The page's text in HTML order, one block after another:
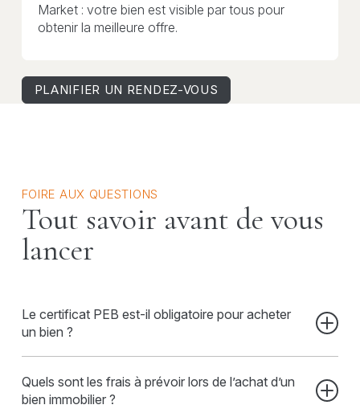
Market : votre bien est visible par tous pour
obtenir la meilleure offre.
PLANIFIER UN RENDEZ-VOUS
FOIRE AUX QUESTIONS
Tout savoir avant de vous
lancer
Le certificat PEB est-il obligatoire pour acheter
un bien ?
bâtiment (PEB) est obligatoire pour toute vente. Il vous
informe sur la consommation énergétique du bien et
Quels sont les frais à prévoir lors de l’achat d’un
bien immobilier ?